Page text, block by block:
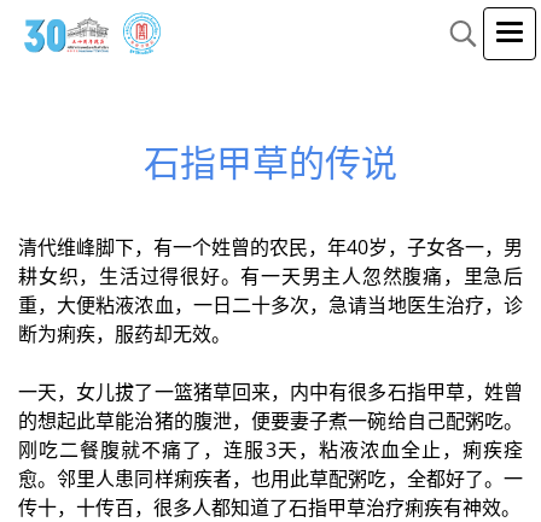
石指甲草的传说
清代维峰脚下，有一个姓曾的农民，年40岁，子女各一，男
耕女织，生活过得很好。有一天男主人忽然腹痛，里急后
重，大便粘液浓血，一日二十多次，急请当地医生治疗，诊
断为痢疾，服药却无效。
一天，女儿拔了一篮猪草回来，内中有很多石指甲草，姓曾
的想起此草能治猪的腹泄，便要妻子煮一碗给自己配粥吃。
刚吃二餐腹就不痛了，连服3天，粘液浓血全止，痢疾痊
愈。邻里人患同样痢疾者，也用此草配粥吃，全都好了。一
传十，十传百，很多人都知道了石指甲草治疗痢疾有神效。